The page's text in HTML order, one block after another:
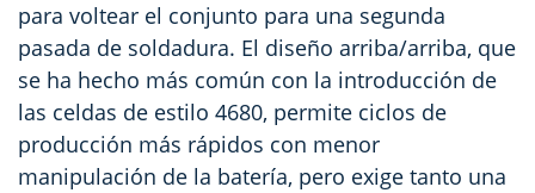
para voltear el conjunto para una segunda
pasada de soldadura. El diseño arriba/arriba, que
se ha hecho más común con la introducción de
las celdas de estilo 4680, permite ciclos de
producción más rápidos con menor
manipulación de la batería, pero exige tanto una